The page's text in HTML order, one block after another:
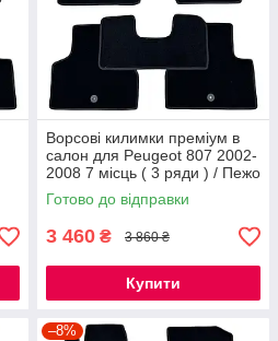
Ворсові килимки преміум в
салон для Peugeot 807 2002-
2008 7 місць ( 3 ряди ) / Пежо
807 килимки
Готово до відправки
3 460 ₴ 3 860 ₴
Купити
–8%